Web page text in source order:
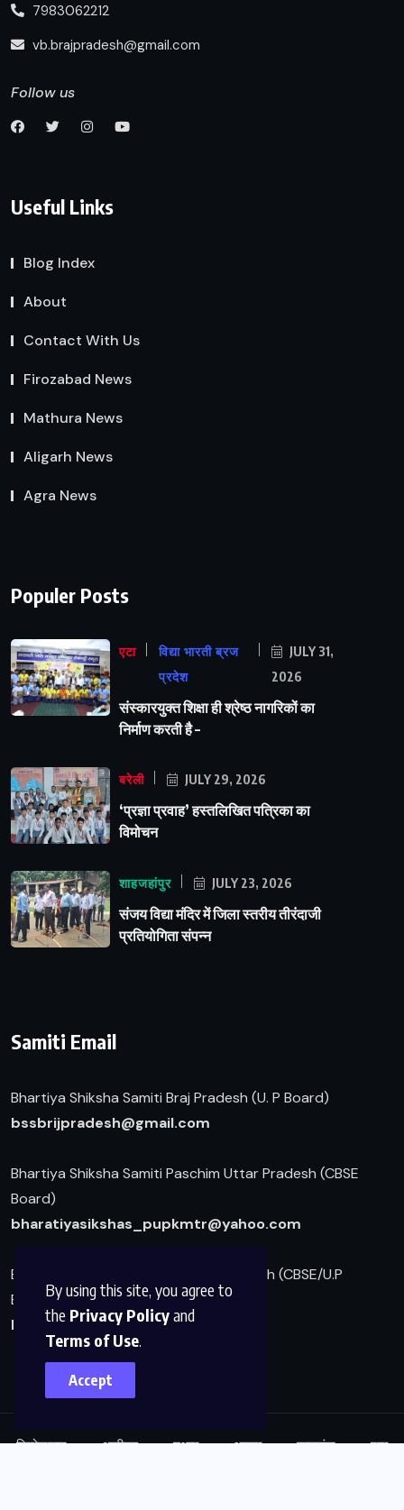
By using this site, you agree to
the Privacy Policyand
Terms of Use.
Accept
7983062212
vb.brajpradesh@gmail.com
Follow us
Useful Links
Blog Index
About
Contact With Us
Firozabad News
Mathura News
Aligarh News
Agra News
Populer Posts
एटा
विद्या भारती ब्रज
प्रदेश
JULY 31,
2026
संस्कारयुक्त शिक्षा ही श्रेष्ठ नागरिकों का
निर्माण करती है –
बरेली JULY 29, 2026
‘प्रज्ञा प्रवाह’ हस्तलिखित पत्रिका का
विमोचन
शाहजहांपुर JULY 23, 2026
संजय विद्या मंदिर में जिला स्तरीय तीरंदाजी
प्रतियोगिता संपन्न
Samiti Email
Bhartiya Shiksha Samiti Braj Pradesh (U. P Board)
bssbrijpradesh@gmail.com
Bhartiya Shiksha Samiti Paschim Uttar Pradesh (CBSE
Board)
bharatiyasikshas_pupkmtr@yahoo.com
Bharatiya Srividya Parishad Braj Pradesh (CBSE/U.P
Board)
bsvpup@gmail.com
फिरोजाबाद अलीगढ़ मथुरा आगरा कासगंज एटा